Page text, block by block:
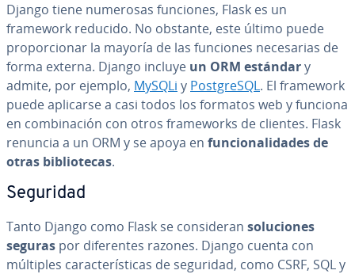
Django tiene numerosas funciones, Flask es un
framework reducido. No obstante, este último puede
pro­po­r­cio­nar la mayoría de las funciones ne­ce­sa­rias de
forma externa. Django incluye un ORM estándary
admite, por ejemplo, MySQLi y Po­s­t­gre­S­QL. El framework
puede aplicarse a casi todos los formatos web y funciona
en co­m­bi­na­ción con otros fra­me­wo­r­ks de clientes. Flask
renuncia a un ORM y se apoya en fu­n­cio­na­li­da­des de
otras bi­blio­te­cas.
Seguridad
Tanto Django como Flask se co­n­si­de­ran so­lu­cio­nes
seguras por di­fe­re­n­tes razones. Django cuenta con
múltiples ca­ra­c­te­rí­s­ti­cas de seguridad, como CSRF, SQL y